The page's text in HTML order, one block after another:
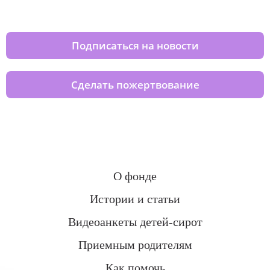
Подписаться на новости
Сделать пожертвование
О фонде
Истории и статьи
Видеоанкеты детей-сирот
Приемным родителям